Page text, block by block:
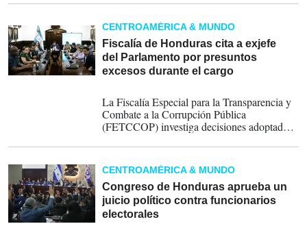
para concretar la transición, comenzó a
desconocer el triunfo de las urnas.
CENTROAMÉRICA & MUNDO
Fiscalía de Honduras cita a exjefe
del Parlamento por presuntos
excesos durante el cargo
La Fiscalía Especial para la Transparencia y
Combate a la Corrupción Pública
(FETCCOP) investiga decisiones adoptadas
eran sus miembros porque, según las
pesquisas, "violentaron los límites y
facultades establecidas por la ley", indicó
este lunes el portavoz del Ministerio Público,
Yuri Mora.
CENTROAMÉRICA & MUNDO
Congreso de Honduras aprueba un
juicio político contra funcionarios
electorales